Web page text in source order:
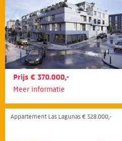
Prijs € 370.000,-
Meer informatie
Appartement Las Lagunas € 328.000,-